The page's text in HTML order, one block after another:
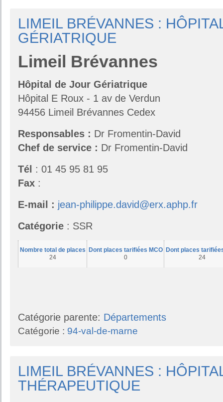
LIMEIL BRÉVANNES :
GÉRIATRIQUE
Limeil Brévannes
Hôpital de Jour Gériatrique
Hôpital E Roux - 1 av de Verdun
94456 Limeil Brévannes Cedex
Responsables : Dr Fromentin-David
Chef de service : Dr Fromentin-David
Tél : 01 45 95 81 95
Fax :
E-mail : jean-philippe.david@erx.aphp.fr
Catégorie : SSR
Nombre total de places
24
Dont places tarifiées MCO
0
Dont places
24
Catégorie parente: Départements
Catégorie : 94-val-de-marne
LIMEIL BRÉVANNES :
THÉRAPEUTIQUE